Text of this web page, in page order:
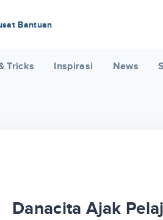
Bantuan
Tricks Inspirasi News
Danacita Ajak